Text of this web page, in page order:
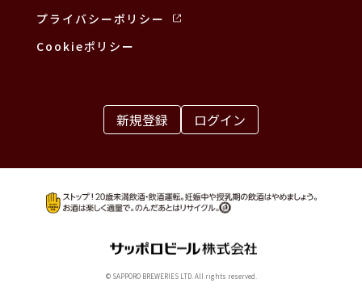
プライバシーポリシー
Cookieポリシー
新規登録 ログイン
© SAPPORO BREWERIES LTD. All rights reserved.